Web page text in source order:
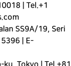
| Tel.+1
SS9A/19, Seri
| E-
ku, Tokyo | Tel.+81